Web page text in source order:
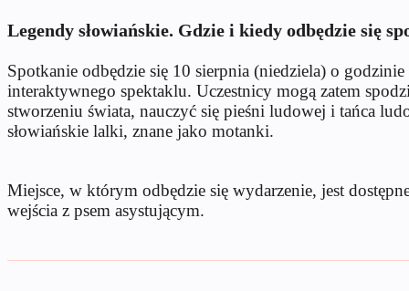
Legendy słowiańskie. Gdzie i kiedy odbędzie się
Spotkanie odbędzie się 10 sierpnia (niedziela) o
interaktywnego spektaklu. Uczestnicy mogą zatem
stworzeniu świata, nauczyć się pieśni ludowej i tańca
słowiańskie lalki, znane jako motanki.
Miejsce, w którym odbędzie się wydarzenie, jest
wejścia z psem asystującym.